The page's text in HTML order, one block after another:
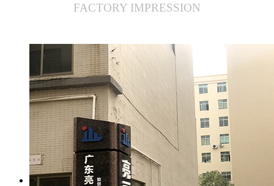
FACTORY IMPRESSION